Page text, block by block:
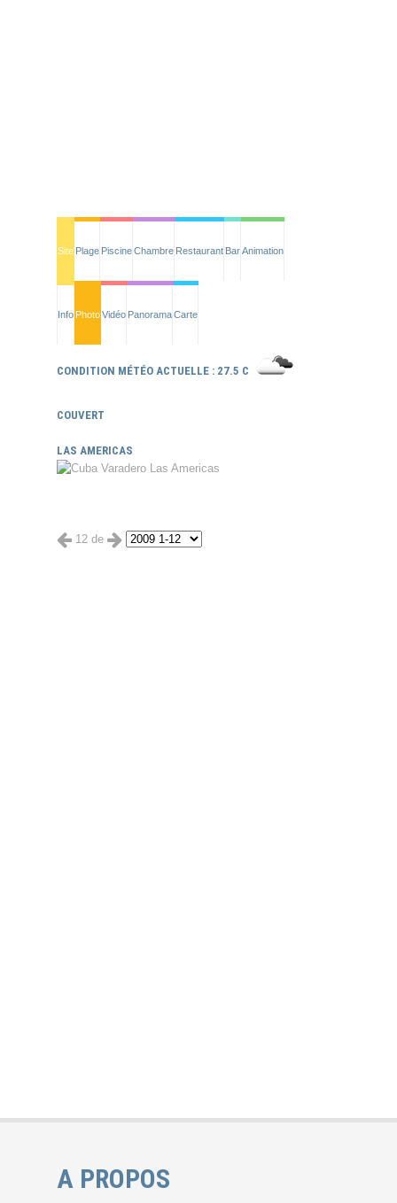
Site Plage PiscineChambre Restaurant BarAnimation
Info PhotoVidéo PanoramaCarte
CONDITION MÉTÉO ACTUELLE : 27.5 C
COUVERT
LAS AMERICAS
12 de
A PROPOS